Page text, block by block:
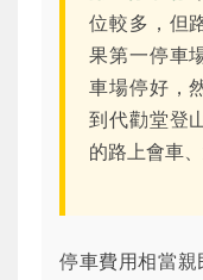
位較多，但
果第一停車
車場停好，
到代勸堂登
的路上會車
停車費用相當